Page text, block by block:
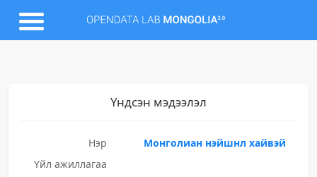
Үндсэн мэдээлэл
Нэр
Монголиан нэйшнл хайвэй
Үйл ажиллагаа